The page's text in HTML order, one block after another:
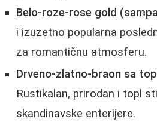
Belo-roze-rose gold
i izuzetno popularna
za romantičnu atmosferu.
Drveno-zlatno-braon sa
Rustikalan, prirodan i topl
skandinavske enterijere.